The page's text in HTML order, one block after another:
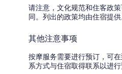
请注意，文化规范和住客政
同。列出的政策均由住宿提供
其他注意事项
按摩服务需要进行预订，可
系方式与住宿取得联系以进行